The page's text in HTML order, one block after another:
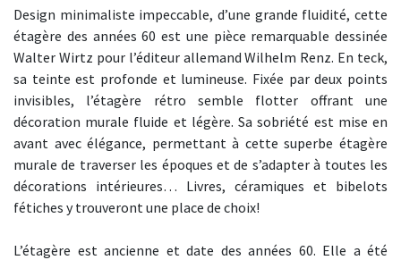
Design minimaliste impeccable, d’une grande fluidité, cette
étagère des années 60 est une pièce remarquable dessinée
Walter Wirtz pour l’éditeur allemand Wilhelm Renz. En teck,
sa teinte est profonde et lumineuse. Fixée par deux points
invisibles, l’étagère rétro semble flotter offrant une
décoration murale fluide et légère. Sa sobriété est mise en
avant avec élégance, permettant à cette superbe étagère
murale de traverser les époques et de s’adapter à toutes les
décorations intérieures… Livres, céramiques et bibelots
fétiches y trouveront une place de choix!
L’étagère est ancienne et date des années 60. Elle a été